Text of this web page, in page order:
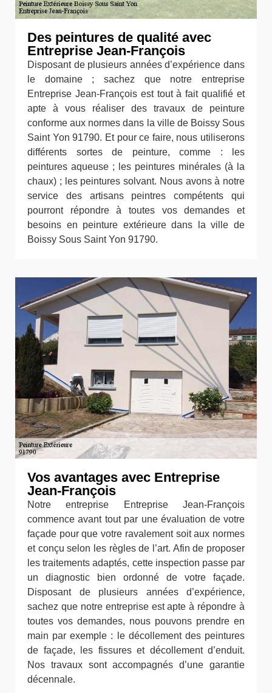
Des peintures de qualité avec
Entreprise Jean-François
Disposant de plusieurs années d’expérience dans
le domaine ; sachez que notre entreprise
Entreprise Jean-François est tout à fait qualifié et
apte à vous réaliser des travaux de peinture
conforme aux normes dans la ville de Boissy Sous
Saint Yon 91790. Et pour ce faire, nous utiliserons
différents sortes de peinture, comme : les
peintures aqueuse ; les peintures minérales (à la
chaux) ; les peintures solvant. Nous avons à notre
service des artisans peintres compétents qui
pourront répondre à toutes vos demandes et
besoins en peinture extérieure dans la ville de
Boissy Sous Saint Yon 91790.
Vos avantages avec Entreprise
Jean-François
Notre entreprise Entreprise Jean-François
commence avant tout par une évaluation de votre
façade pour que votre ravalement soit aux normes
et conçu selon les règles de l’art. Afin de proposer
les traitements adaptés, cette inspection passe par
un diagnostic bien ordonné de votre façade.
Disposant de plusieurs années d’expérience,
sachez que notre entreprise est apte à répondre à
toutes vos demandes, nous pouvons prendre en
main par exemple : le décollement des peintures
de façade, les fissures et décollement d’enduit.
Nos travaux sont accompagnés d’une garantie
décennale.